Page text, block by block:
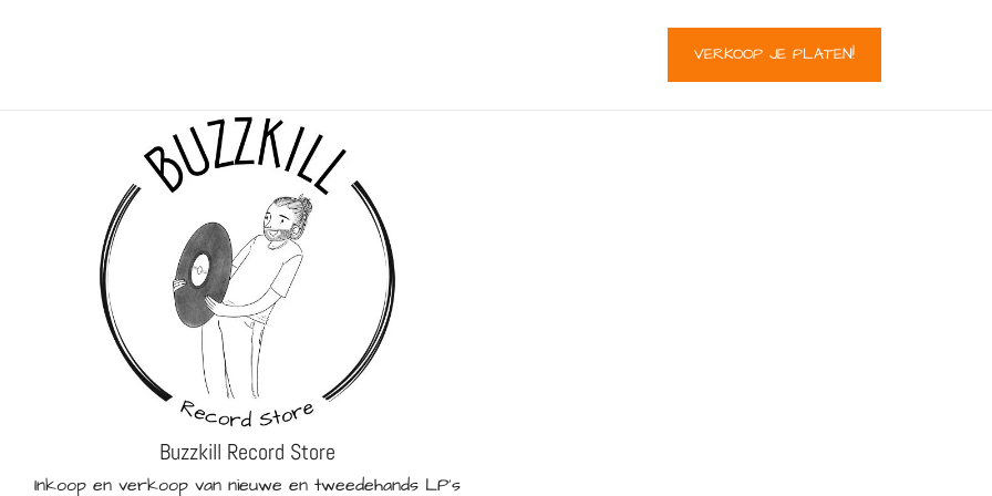
VERKOOP JE PLATEN!
Buzzkill Record Store
Inkoop en verkoop van nieuwe en tweedehands LP's